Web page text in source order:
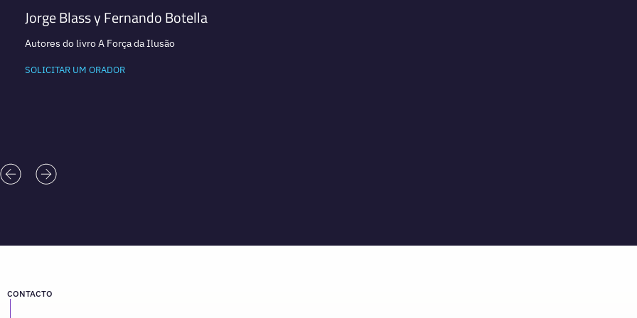
Jorge Blass y Fernando Botella
Autores do livro A Força da Ilusão
SOLICITAR UM ORADOR
CONTACTO